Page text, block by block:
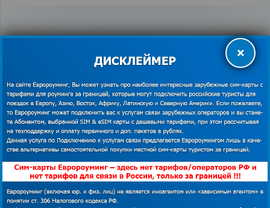
Как экономить в роуминге за границей
Как купить сим карту за границей
Как экономить в роуминге за границей
76 постов
×